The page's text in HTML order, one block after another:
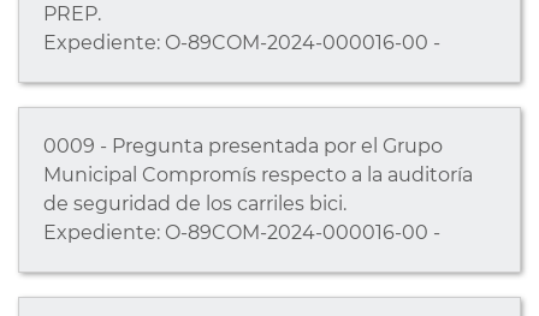
PREP.
Expediente: O-89COM-2024-000016-00 -
0009 - Pregunta presentada por el Grupo
Municipal Compromís respecto a la auditoría
de seguridad de los carriles bici.
Expediente: O-89COM-2024-000016-00 -